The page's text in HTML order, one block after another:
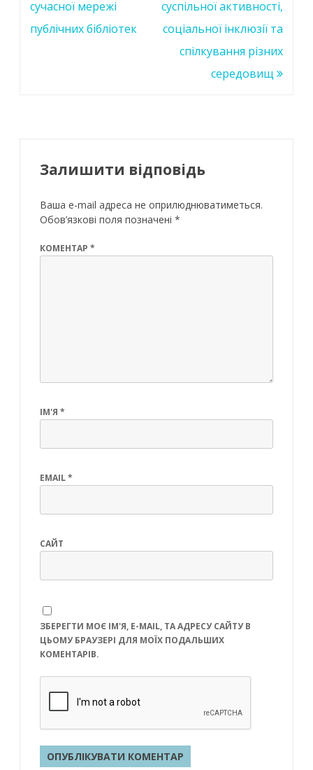
сучасної мережі
публічних бібліотек
суспільної активності,
соціальної інклюзії та
спілкування різних
середовищ
Залишити відповідь
Ваша e-mail адреса не оприлюднюватиметься.
Обов’язкові поля позначені *
КОМЕНТАР *
ІМ'Я *
EMAIL*
САЙТ
ЗБЕРЕГТИ МОЄ ІМ'Я, E-MAIL, ТА АДРЕСУ САЙТУ В
ЦЬОМУ БРАУЗЕРІ ДЛЯ МОЇХ ПОДАЛЬШИХ
КОМЕНТАРІВ.